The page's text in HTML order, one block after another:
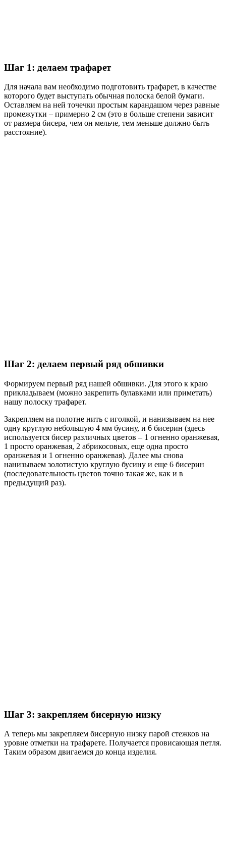
Шаг 1: делаем трафарет
Для начала вам необходимо подготовить трафарет, в качестве
которого будет выступать обычная полоска белой бумаги.
Оставляем на ней точечки простым карандашом через равные
промежутки – примерно 2 см (это в больше степени зависит
от размера бисера, чем он мельче, тем меньше должно быть
расстояние).
Шаг 2: делаем первый ряд обшивки
Формируем первый ряд нашей обшивки. Для этого к краю
прикладываем (можно закрепить булавками или приметать)
нашу полоску трафарет.
Закрепляем на полотне нить с иголкой, и нанизываем на нее
одну круглую небольшую 4 мм бусину, и 6 бисерин (здесь
используется бисер различных цветов – 1 огненно оранжевая,
1 просто оранжевая, 2 абрикосовых, еще одна просто
оранжевая и 1 огненно оранжевая). Далее мы снова
нанизываем золотистую круглую бусину и еще 6 бисерин
(последовательность цветов точно такая же, как и в
предыдущий раз).
Шаг 3: закрепляем бисерную низку
А теперь мы закрепляем бисерную низку парой стежков на
уровне отметки на трафарете. Получается провисающая петля.
Таким образом двигаемся до конца изделия.